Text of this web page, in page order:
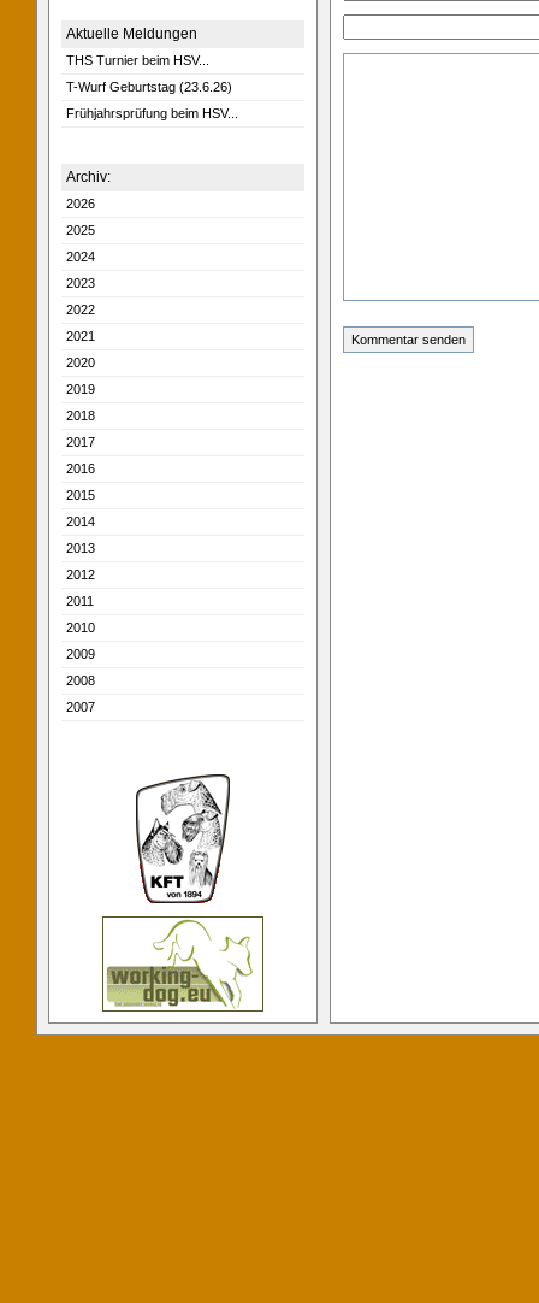
Aktuelle Meldungen
THS Turnier beim HSV...
T-Wurf Geburtstag (23.6.26)
Frühjahrsprüfung beim HSV...
Archiv:
2026
2025
2024
2023
2022
2021
2020
2019
2018
2017
2016
2015
2014
2013
2012
2011
2010
2009
2008
2007